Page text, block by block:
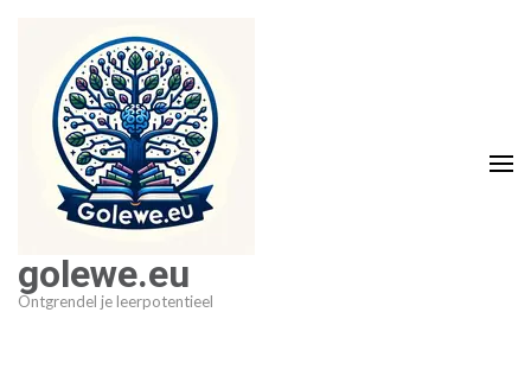
inhoud
golewe.eu
Ontgrendel je leerpotentieel